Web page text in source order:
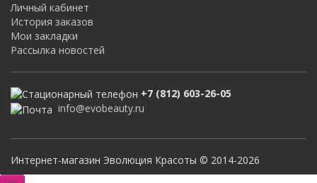
Личный кабинет
История заказов
Мои закладки
Рассылка новостей
+7 (812) 603-26-05
info@evobeauty.ru
Интернет-магазин Эволюция Красоты © 2014-2026